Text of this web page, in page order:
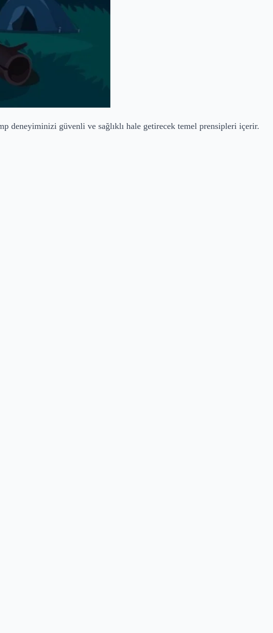
deneyiminizi güvenli ve sağlıklı hale getirecek temel prensipleri içerir.